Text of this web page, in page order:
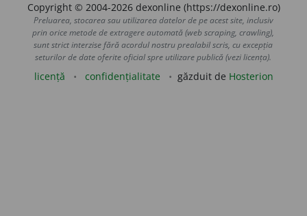
Copyright © 2004-2026 dexonline (https://dexonline.ro)
Preluarea, stocarea sau utilizarea datelor de pe acest site, inclusiv
prin orice metode de extragere automată (web scraping, crawling),
sunt strict interzise fără acordul nostru prealabil scris, cu excepția
seturilor de date oferite oficial spre utilizare publică (vezi licența).
licență confidențialitate găzduit de Hosterion